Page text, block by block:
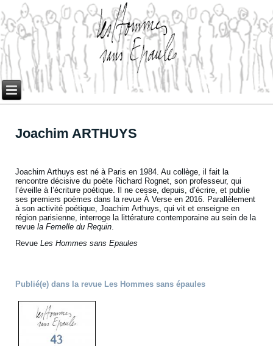
Joachim ARTHUYS
Joachim Arthuys est né à Paris en 1984. Au collège, il fait la
rencontre décisive du poète Richard Rognet, son professeur, qui
l’éveille à l’écriture poétique. Il ne cesse, depuis, d’écrire, et publie
ses premiers poèmes dans la revue À Verse en 2016. Parallèlement
à son activité poétique, Joachim Arthuys, qui vit et enseigne en
région parisienne, interroge la littérature contemporaine au sein de la
revuela Femelle du Requin.
RevueLes Hommes sans Epaules
Publié(e) dans la revue Les Hommes sans épaules